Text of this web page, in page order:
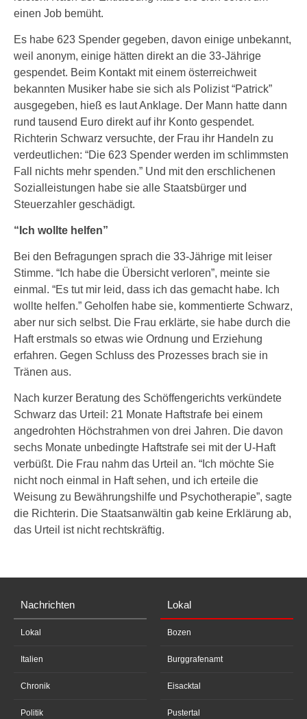
einen Job bemüht.
Es habe 623 Spender gegeben, davon einige unbekannt,
weil anonym, einige hätten direkt an die 33-Jährige
gespendet. Beim Kontakt mit einem österreichweit
bekannten Musiker habe sie sich als Polizist “Patrick”
ausgegeben, hieß es laut Anklage. Der Mann hatte dann
rund tausend Euro direkt auf ihr Konto gespendet.
Richterin Schwarz versuchte, der Frau ihr Handeln zu
verdeutlichen: “Die 623 Spender werden im schlimmsten
Fall nichts mehr spenden.” Und mit den erschlichenen
Sozialleistungen habe sie alle Staatsbürger und
Steuerzahler geschädigt.
“Ich wollte helfen”
Bei den Befragungen sprach die 33-Jährige mit leiser
Stimme. “Ich habe die Übersicht verloren”, meinte sie
einmal. “Es tut mir leid, dass ich das gemacht habe. Ich
wollte helfen.” Geholfen habe sie, kommentierte Schwarz,
aber nur sich selbst. Die Frau erklärte, sie habe durch die
Haft erstmals so etwas wie Ordnung und Erziehung
erfahren. Gegen Schluss des Prozesses brach sie in
Tränen aus.
Nach kurzer Beratung des Schöffengerichts verkündete
Schwarz das Urteil: 21 Monate Haftstrafe bei einem
angedrohten Höchstrahmen von drei Jahren. Die davon
sechs Monate unbedingte Haftstrafe sei mit der U-Haft
verbüßt. Die Frau nahm das Urteil an. “Ich möchte Sie
nicht noch einmal in Haft sehen, und ich erteile die
Weisung zu Bewährungshilfe und Psychotherapie”, sagte
die Richterin. Die Staatsanwältin gab keine Erklärung ab,
das Urteil ist nicht rechtskräftig.
Nachrichten
Lokal
Italien
Chronik
Politik
Lokal
Bozen
Burggrafenamt
Eisacktal
Pustertal